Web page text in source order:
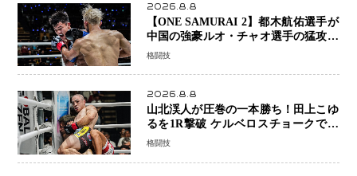
2026.8.8
【ONE SAMURAI 2】都木航佑選手が
中国の強豪ルオ・チャオ選手の猛攻を
受けながらも的確な攻撃で応戦 最後
格闘技
2026.8.8
山北渓人が圧巻の一本勝ち！田上こゆ
るを1R撃破 ケルベロスチョークで存
在感を示す
格闘技